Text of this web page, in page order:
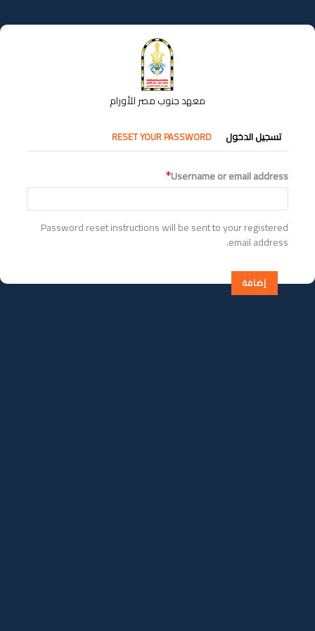
إلى
المحتوى
معهد جنوب مصر للأورام
التبويبات
الأساسية
تسجيل الدخول RESET YOUR PASSWORD
Username or email address
Password reset instructions will be sent to your registered
email address.